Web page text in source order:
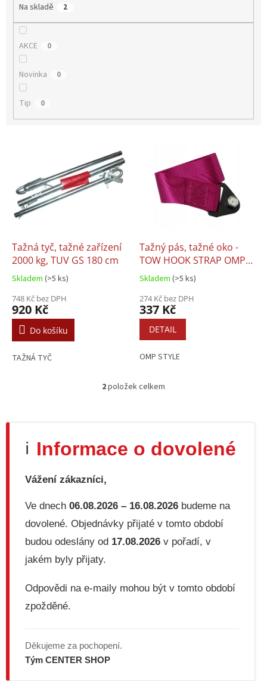
Na skladě 2
AKCE 0
Novinka 0
Tip 0
d
u
ů
Tažná tyč, tažné zařízení
2000 kg, TUV GS 180 cm
Skladem (>5 ks)
748 Kč bez DPH
920 Kč
Do košíku
TAŽNÁ TYČ
Tažný pás, tažné oko -
TOW HOOK STRAP OMP
JDM
Skladem (>5 ks)
274 Kč bez DPH
337 Kč
DETAIL
OMP STYLE
O
á
a
c
v
k
y
v
s
u
2položek celkem
ℹ️ Informace o dovolené
Vážení zákazníci,
Ve dnech 06.08.2026 – 16.08.2026 budeme na
dovolené. Objednávky přijaté v tomto období
budou odeslány od 17.08.2026 v pořadí, v
jakém byly přijaty.
Odpovědi na e-maily mohou být v tomto období
zpožděné.
Děkujeme za pochopení.
Tým CENTER SHOP